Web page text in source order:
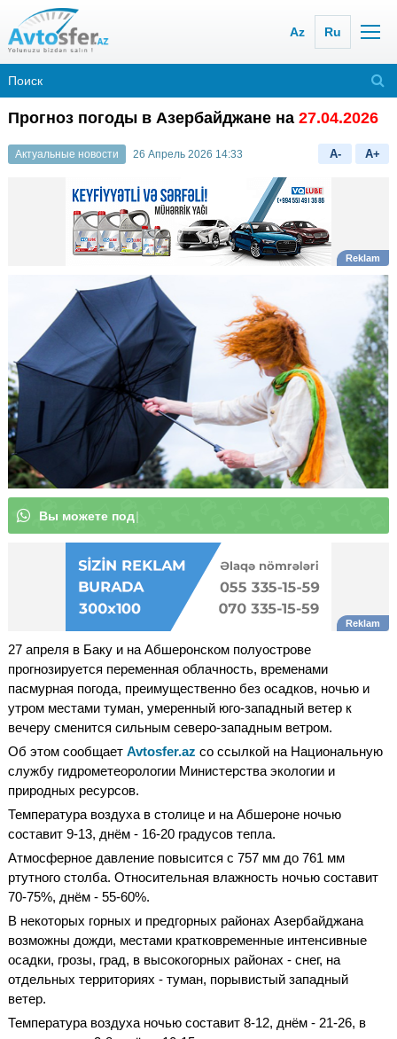
Az Ru
Прогноз погоды в Азербайджане на 27.04.2026
Актуальные новости 26 Апрель 2026 14:33 A- A+
Вы мо|
27 апреля в Баку и на Абшеронском полуострове
прогнозируется переменная облачность, временами
пасмурная погода, преимущественно без осадков, ночью и
утром местами туман, умеренный юго-западный ветер к
вечеру сменится сильным северо-западным ветром.
Об этом сообщает Avtosfer.az со ссылкой на Национальную
службу гидрометеорологии Министерства экологии и
природных ресурсов.
Температура воздуха в столице и на Абшероне ночью
составит 9-13, днём - 16-20 градусов тепла.
Атмосферное давление повысится с 757 мм до 761 мм
ртутного столба. Относительная влажность ночью составит
70-75%, днём - 55-60%.
В некоторых горных и предгорных районах Азербайджана
возможны дожди, местами кратковременные интенсивные
осадки, грозы, град, в высокогорных районах - снег, на
отдельных территориях - туман, порывистый западный
ветер.
Температура воздуха ночью составит 8-12, днём - 21-26, в